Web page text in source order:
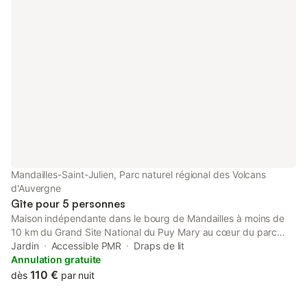
Mandailles-Saint-Julien, Parc naturel régional des Volcans
d'Auvergne
Gîte pour 5 personnes
Maison indépendante dans le bourg de Mandailles à moins de
10 km du Grand Site National du Puy Mary au cœur du parc
régional des Volcans d'Auvergne . Maison de 1874 entièrement
rénovée bénéficiant d'une très belle vue sur les montagnes .
Commerces sur place à 100 mètres du gite (épicerie,
Jardin Accessible PMR
Draps de lit
Annulation gratuite
dès 110 € par nuit